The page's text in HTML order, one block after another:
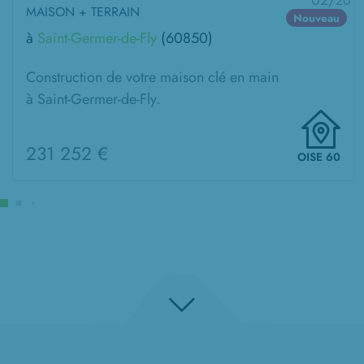
Nouveau
MAISON + TERRAIN
à Saint-Germer-de-Fly (60850)
Construction de votre maison clé en main
à Saint-Germer-de-Fly.
231 252 € OISE 60